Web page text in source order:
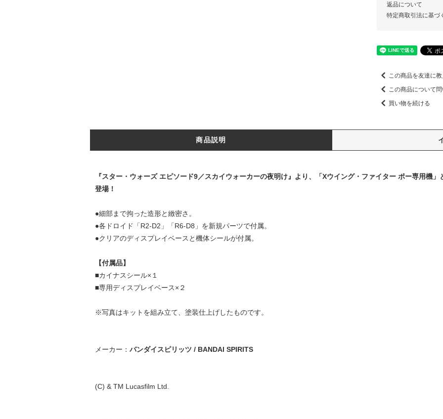
返品について
特定商取引法に基づ
この商品を友達に教
この商品について
買い物を続ける
商品説明
『スター・ウォーズ エピソード9／スカイウォーカーの夜明け』より、「Xウイング・ファイター ポー専用機
登場！
●細部まで拘った造形と緻密さ。
●各ドロイド「R2-D2」「R6-D8」を新規パーツで付属。
●クリアのディスプレイベースと機体シールが付属。
【付属品】
■カイナスシール×１
■専用ディスプレイベース×２
※写真はキットを組み立て、塗装仕上げしたものです。
メーカー： バンダイスピリッツ / BANDAI SPIRITS
(C) & TM Lucasfilm Ltd.